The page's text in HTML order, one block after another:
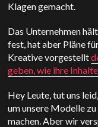
Klagen gemacht.
Das Unternehmen
fest, hat aber Pläne
Kreative vorgestellt
geben, wie ihre
Hey Leute, tut uns
um unsere Modelle
machen. Aber wir